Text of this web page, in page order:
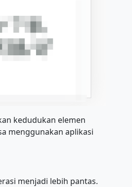
kedudukan elemen
menggunakan aplikasi
menjadi lebih pantas.